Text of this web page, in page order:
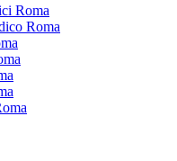
Roma
Roma